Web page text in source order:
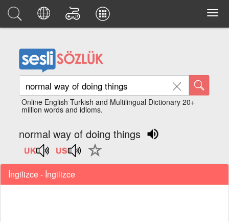
Online English Turkish and Multilingual Dictionary 20+
million words and idioms.
normal way of doing things
İngilizce - İngilizce